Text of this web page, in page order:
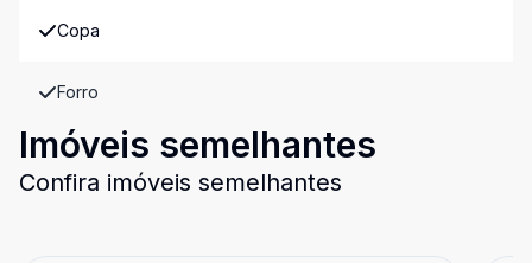
Copa
Forro
Imóveis semelhantes
Confira imóveis semelhantes